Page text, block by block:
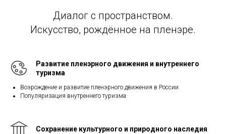
Диалог с пространством.
Искусство, рождённое на пленэре.
Развитие пленэрного движения и внутреннего
туризма
Возрождение и развитие пленэрного движения в России
Популяризация внутреннего туризма
Сохранение культурного и природного наследия